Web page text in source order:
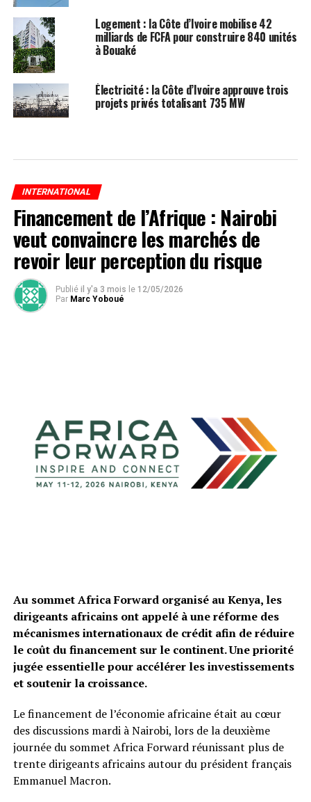
Logement : la Côte d’Ivoire mobilise 42
milliards de FCFA pour construire 840 unités
à Bouaké
Électricité : la Côte d’Ivoire approuve trois
projets privés totalisant 735 MW
INTERNATIONAL
Financement de l’Afrique : Nairobi
veut convaincre les marchés de
revoir leur perception du risque
Publié il y'a 3 mois le 12/05/2026
Par Marc Yoboué
Au sommet Africa Forward organisé au Kenya, les
dirigeants africains ont appelé à une réforme des
mécanismes internationaux de crédit afin de réduire
le coût du financement sur le continent. Une priorité
jugée essentielle pour accélérer les investissements
et soutenir la croissance.
Le financement de l’économie africaine était au cœur
des discussions mardi à Nairobi, lors de la deuxième
journée du sommet Africa Forward réunissant plus de
trente dirigeants africains autour du président français
Emmanuel Macron.